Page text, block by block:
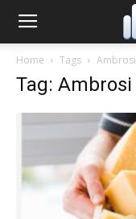
Home Tags Ambrosi
Tag: Ambrosi